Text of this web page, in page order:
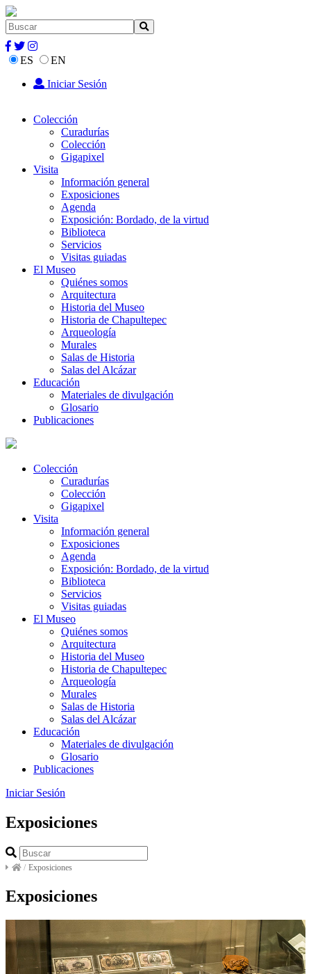
ES
EN
Iniciar Sesión
Colección
Curadurías
Colección
Gigapixel
Visita
Información general
Exposiciones
Agenda
Exposición: Bordado, de la virtud
Biblioteca
Servicios
Visitas guiadas
El Museo
Quiénes somos
Arquitectura
Historia del Museo
Historia de Chapultepec
Arqueología
Murales
Salas de Historia
Salas del Alcázar
Educación
Materiales de divulgación
Glosario
Publicaciones
Colección
Curadurías
Colección
Gigapixel
Visita
Información general
Exposiciones
Agenda
Exposición: Bordado, de la virtud
Biblioteca
Servicios
Visitas guiadas
El Museo
Quiénes somos
Arquitectura
Historia del Museo
Historia de Chapultepec
Arqueología
Murales
Salas de Historia
Salas del Alcázar
Educación
Materiales de divulgación
Glosario
Publicaciones
Iniciar Sesión
Exposiciones
/ Exposiciones
Exposiciones